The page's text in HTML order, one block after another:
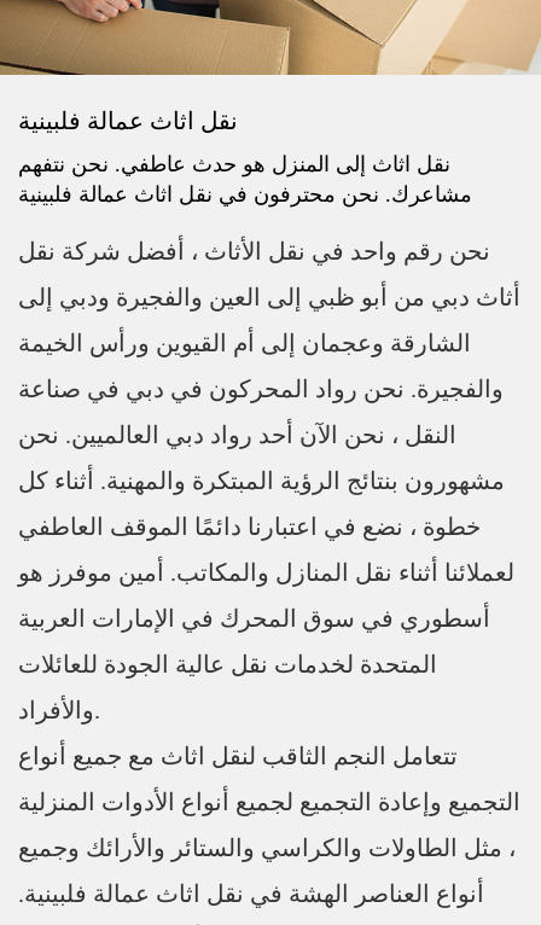
نقل اثاث عمالة فلبينية
نقل اثاث إلى المنزل هو حدث عاطفي. نحن نتفهم
مشاعرك. نحن محترفون في نقل اثاث عمالة فلبينية
نحن رقم واحد في نقل الأثاث ، أفضل شركة نقل
أثاث دبي من أبو ظبي إلى العين والفجيرة ودبي إلى
الشارقة وعجمان إلى أم القيوين ورأس الخيمة
والفجيرة. نحن رواد المحركون في دبي في صناعة
النقل ، نحن الآن أحد رواد دبي العالميين. نحن
مشهورون بنتائج الرؤية المبتكرة والمهنية. أثناء كل
خطوة ، نضع في اعتبارنا دائمًا الموقف العاطفي
لعملائنا أثناء نقل المنازل والمكاتب. أمين موفرز هو
أسطوري في سوق المحرك في الإمارات العربية
المتحدة لخدمات نقل عالية الجودة للعائلات
والأفراد.
تتعامل النجم الثاقب لنقل اثاث مع جميع أنواع
التجميع وإعادة التجميع لجميع أنواع الأدوات المنزلية
، مثل الطاولات والكراسي والستائر والأرائك وجميع
أنواع العناصر الهشة في نقل اثاث عمالة فلبينية.